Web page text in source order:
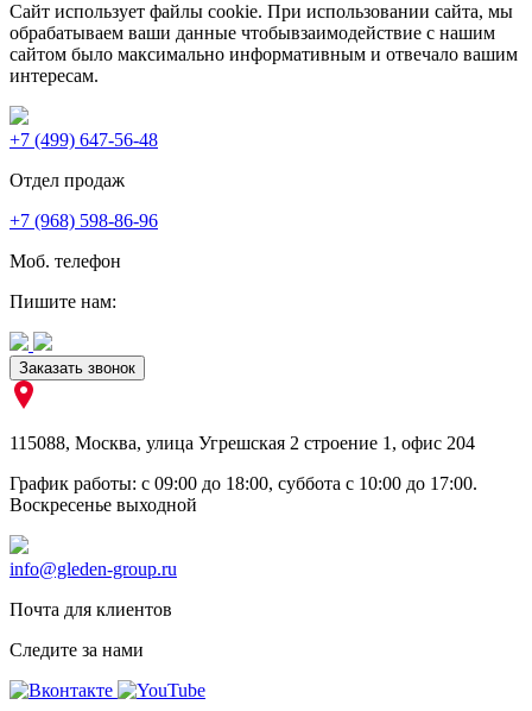
Сайт использует файлы cookie. При использовании сайта, мы
обрабатываем ваши данные чтобывзаимодействие с нашим
сайтом было максимально информативным и отвечало вашим
интересам.
+7 (499) 647-56-48
Отдел продаж
+7 (968) 598-86-96
Моб. телефон
Пишите нам:
Заказать звонок
115088, Москва, улица Угрешская 2 строение 1, офис 204
График работы: c 09:00 до 18:00, суббота c 10:00 до 17:00.
Воскресенье выходной
info@gleden-group.ru
Почта для клиентов
Следите за нами